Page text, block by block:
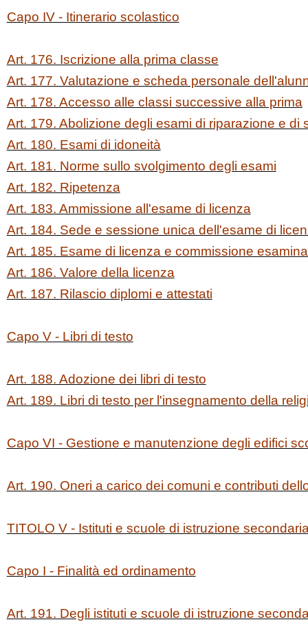
Capo IV - Itinerario scolastico
Art. 176. Iscrizione alla prima classe
Art. 177. Valutazione e scheda personale
Art. 178. Accesso alle classi successive alla prima
Art. 179. Abolizione degli esami di riparazione e di
Art. 180. Esami di idoneità
Art. 181. Norme sullo svolgimento degli esami
Art. 182. Ripetenza
Art. 183. Ammissione all'esame di licenza
Art. 184. Sede e sessione unica dell'esame di
Art. 185. Esame di licenza e commissione
Art. 186. Valore della licenza
Art. 187. Rilascio diplomi e attestati
Capo V - Libri di testo
Art. 188. Adozione dei libri di testo
Art. 189. Libri di testo per l'insegnamento della
Capo VI - Gestione e manutenzione degli edifici
Art. 190. Oneri a carico dei comuni e contributi
TITOLO V - Istituti e scuole di istruzione
Capo I - Finalità ed ordinamento
Art. 191. Degli istituti e scuole di istruzione